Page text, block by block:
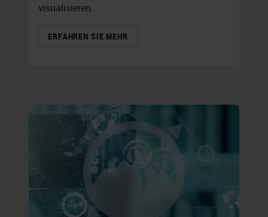
visualisieren.
ERFAHREN SIE MEHR